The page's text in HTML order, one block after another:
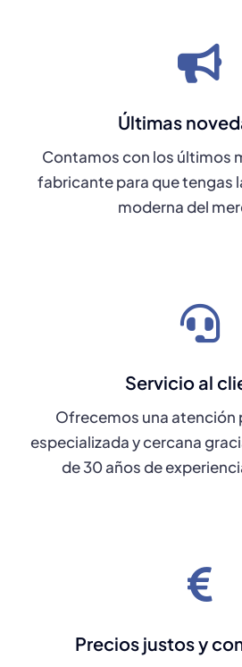
Últimas
Contamos con los últimos
fabricante para que tengas
moderna del
Servicio al
Ofrecemos una atención
especializada y cercana
de 30 años de
Precios justos y